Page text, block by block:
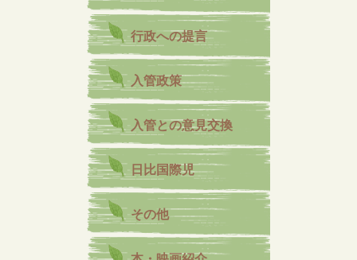
行政への提言
入管政策
入管との意見交換
日比国際児
その他